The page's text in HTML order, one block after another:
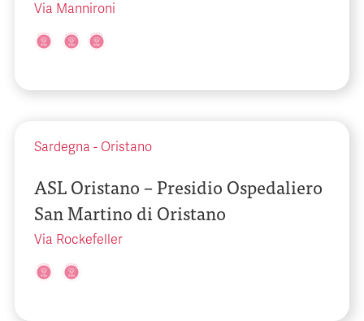
Via Mannironi
Sardegna - Oristano
ASL Oristano – Presidio Ospedaliero
San Martino di Oristano
Via Rockefeller